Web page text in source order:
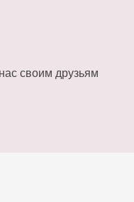
своим друзьям